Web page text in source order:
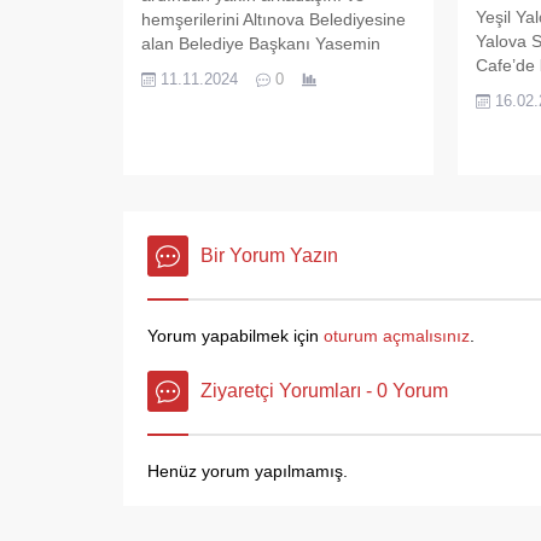
ödülüne layık görüldü.
hemşerilerini Altınova Belediyesine
alan Belediye Başkanı Yasemin
gösterirken, iddialara göre bir
değerlendirilmemesi ilçe halkının
dikkatlerinden kaçmazken, Belediye
11.11.2024 0
Yeşil
Yalova
Serhat
Bir Yorum Yazın
Yorum yapabilmek için oturum açmalısınız
Ziyaretçi Yorumları - 0 Yorum
Henüz yorum yapılmamış.